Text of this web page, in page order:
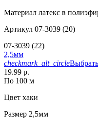
Материал латекс в
Артикул 07-3039 (20)
07-3039 (22)
2,5мм
checkmark_alt_circleВыбрать
19.99 р.
По 100 м
Цвет хаки
Размер 2,5мм